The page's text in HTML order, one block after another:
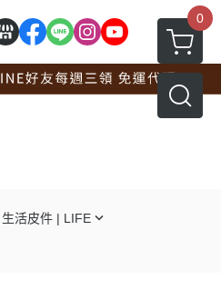
0
生活皮件 | LIFE